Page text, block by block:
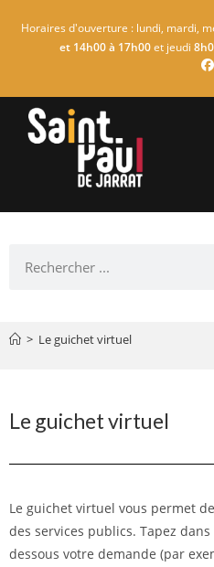
Horaires d'ouverture : lundi, mardi,
et 14h00 à 17h00et jeudi
> Le guichet virtuel
Le guichet virtuel
Le guichet virtuel vous permet
des services publics. Tapez
dessous votre demande (par